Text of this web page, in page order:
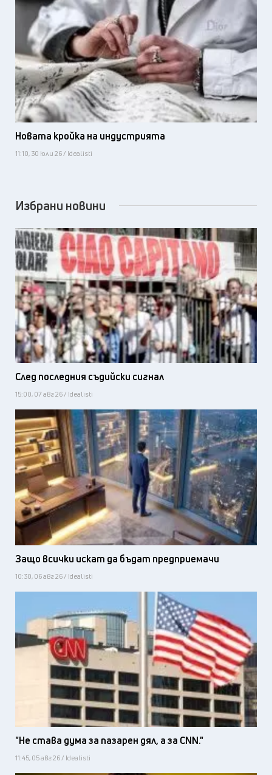
Новата кройка на индустрията
11:10, 30 юли 26 / Idealisti
Избрани новини
След последния съдийски сигнал
15:00, 07 авг 26 / Idealisti
Защо всички искат да бъдат предприемачи
10:30, 06 авг 26 / Idealisti
"Не става дума за пазарен дял, а за CNN."
11:45, 05 авг 26 / Idealisti